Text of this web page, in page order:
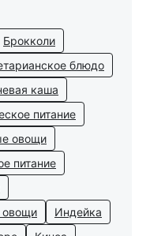
Брокколи
блюдо
каша
питание
овощи
питание
овощи
Индейка